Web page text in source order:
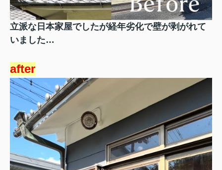
立派な日本家屋でしたが経年劣化で壁が剥がれて
いました…
after